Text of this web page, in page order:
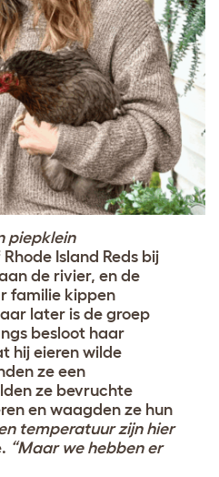
piepklein
Island Reds bij
de rivier, en de
familie kippen
later is de groep
besloot haar
hij eieren wilde
ze een
ze bevruchte
en waagden ze hun
temperatuur zijn hier
“Maar we hebben er